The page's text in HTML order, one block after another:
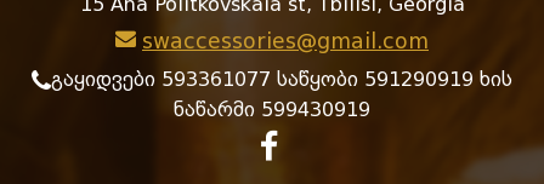
15 Ana Politkovskaia st, Tbilisi, Georgia
swaccessories@gmail.com
გაყიდვები 593361077 საწყობი 591290919 ხის
ნაწარმი 599430919